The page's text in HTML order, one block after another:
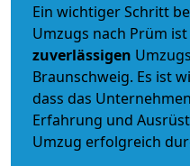
Ein wichtiger Schritt
Umzugs nach Prüm
zuverlässigen
Braunschweig. Es ist
dass das
Erfahrung und
Umzug erfolgreich